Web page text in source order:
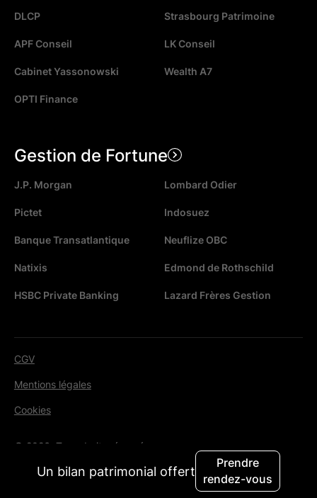
DLCP Strasbourg Patrimoine
APF Conseil LK Conseil
Cabinet Yassonowski Wealth A7
OPTI Finance
Gestion de Fortune
J.P. Morgan Lombard Odier
Pictet Indosuez
Banque Transatlantique Neuflize OBC
Natixis Edmond de Rothschild
HSBC Private Banking Lazard Frères Gestion
© 2026. Tous droits réservés.
CGV
Mentions légales
Cookies
Un bilan patrimonial offert
Prendre
rendez-vous